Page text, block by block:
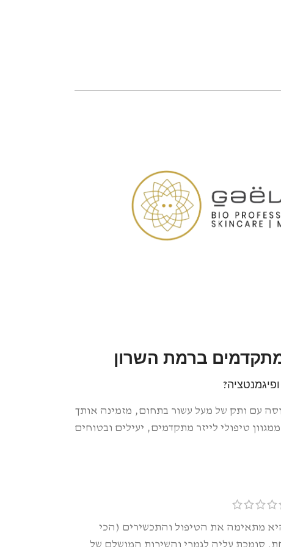
מתקדמים ברמת השרון
עם ותק של מעל עשור בתחום, מזמינה אותך
מתאימה את הטיפול והתכשירים (הכי
סומכת עליה לגמרי והשירות המושלם של